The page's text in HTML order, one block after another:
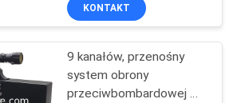
łagodzenia zagrożeń ze
KONTAKT
9 kanałów, przenośny
system obrony
przeciwbombardowej w